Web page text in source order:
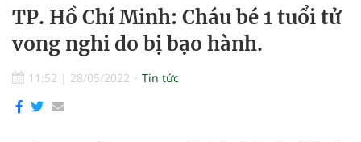
TP. Hồ Chí Minh: Cháu bé 1 tuổi tử
vong nghi do bị bạo hành.
11:52 | 28/05/2022 Tin tức